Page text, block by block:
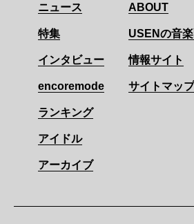
ニュース
特集
インタビュー
encoremode
ランキング
アイドル
アーカイブ
ABOUT
USENの音
情報サイト
サイトマップ